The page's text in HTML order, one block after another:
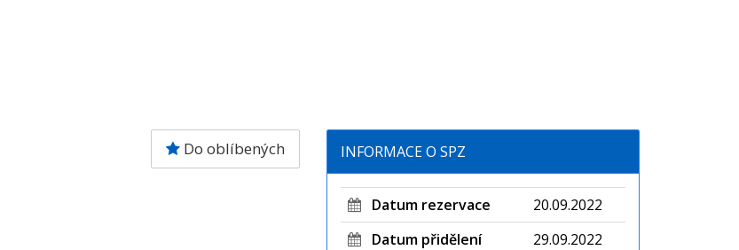
Do oblíbených INFORMACE O SPZ
Datum rezervace
20.09.2022
Datum přidělení
29.09.2022